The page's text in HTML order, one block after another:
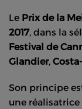
Le Prix de la
2017, dans la
Festival de
Glandier,
Son principe
une